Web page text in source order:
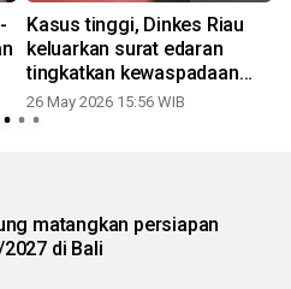
Kasus tinggi, Dinkes Riau
keluarkan surat edaran
tingkatkan kewaspadaan
terhadap DBD
26 May 2026 15:56 WIB
matangkan persiapan
di Bali